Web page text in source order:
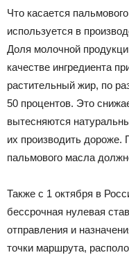
Что касается
используется в
Доля молочной
качестве ингредиента
растительный жир, по
50 процентов. Это
вытесняются
их производить
пальмового масла
Также с 1 октября в
бессрочная нулевая
отправления и
точки маршрута,